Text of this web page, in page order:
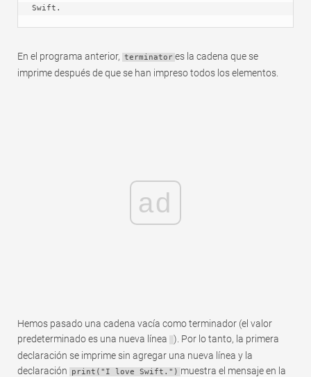
Swift.
En el programa anterior, terminator es la cadena que se
imprime después de que se han impreso todos los elementos.
ad
Hemos pasado una cadena vacía como terminador (el valor
predeterminado es una nueva línea
). Por lo tanto, la primera
declaración se imprime sin agregar una nueva línea y la
declaración
print("I love Swift.") muestra el mensaje en la